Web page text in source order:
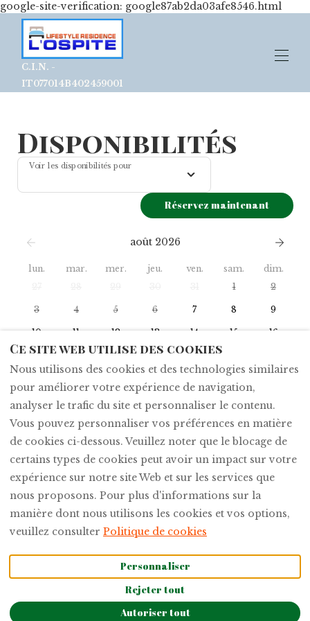
google-site-verification: google87ab2da03afe8546.html
C.I.N. -
IT077014B402459001
Galerie de photos
▾
Ils disent de nous
Contact
Disponibilités
Voir les disponibilités pour
Réservez maintenant
août 2026
lun. mar. mer. jeu. ven. sam.
dim.
1 2
3 4 5 6 7 8 9
10 11 12 13 14 15 16
17 18 19 20 21
29
31 1 2 3 4 5 6
Français EUR
©2026 L'Ospite -
Lifestyle Residence
Powered by Lodgify
Ce site web utilise des cookies
Nous utilisons des cookies et des technologies similaires
pour améliorer votre expérience de navigation,
analyser le trafic du site et personnaliser le contenu.
Vous pouvez personnaliser vos préférences en matière
de cookies ci-dessous. Veuillez noter que le blocage de
certains types de cookies peut avoir un impact sur votre
expérience sur notre site Web et sur les services que
nous proposons. Pour plus d'informations sur la
manière dont nous utilisons les cookies et vos options,
veuillez consulter Politique de cookies
Personnaliser
Rejeter tout
Autoriser tout